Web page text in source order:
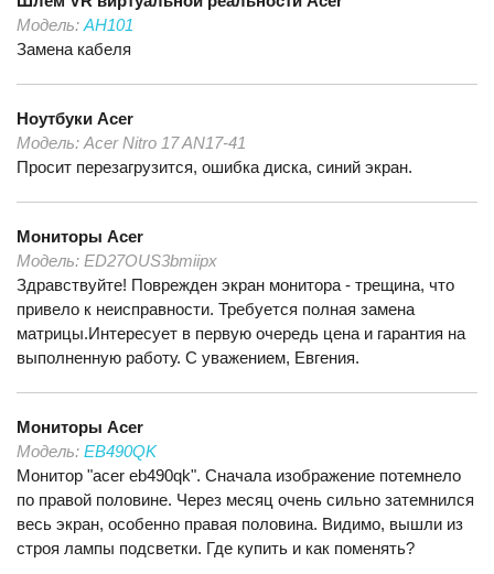
Модель: AH101
Замена кабеля
Ноутбуки Acer
Модель: Acer Nitro 17 AN17-41
Просит перезагрузится, ошибка диска, синий экран.
Мониторы Acer
Модель: ED27OUS3bmiipx
Здравствуйте! Поврежден экран монитора - трещина, что
привело к неисправности. Требуется полная замена
матрицы.Интересует в первую очередь цена и гарантия на
выполненную работу. С уважением, Евгения.
Мониторы Acer
Модель: EB490QK
Монитор "acer eb490qk". Сначала изображение потемнело
по правой половине. Через месяц очень сильно затемнился
весь экран, особенно правая половина. Видимо, вышли из
строя лампы подсветки. Где купить и как поменять?